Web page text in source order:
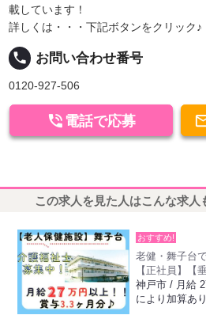
載しています！
詳しくは・・・下記ボタンをクリック♪
local_phone お問い合わせ番号
0120-927-506
 電話で応募
この求人を見た人はこんな求人
おすすめ!
老健・舞子台
【正社員】【
神戸市 / 月給
により加算あり